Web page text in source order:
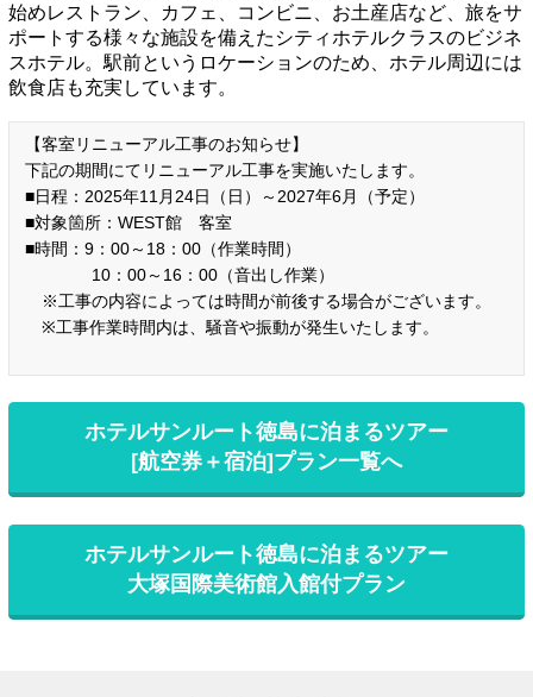
始めレストラン、カフェ、コンビニ、お土産店など、旅をサ
ポートする様々な施設を備えたシティホテルクラスのビジネ
スホテル。駅前というロケーションのため、ホテル周辺には
飲食店も充実しています。
【客室リニューアル工事のお知らせ】
下記の期間にてリニューアル工事を実施いたします。
■日程：2025年11月24日（日）～2027年6月（予定）
■対象箇所：WEST館 客室
■時間：9：00～18：00（作業時間）
10：00～16：00（音出し作業）
※工事の内容によっては時間が前後する場合がございます。
※工事作業時間内は、騒音や振動が発生いたします。
ホテルサンルート徳島に泊まるツアー
[航空券＋宿泊]プラン一覧へ
ホテルサンルート徳島に泊まるツアー
大塚国際美術館入館付プラン